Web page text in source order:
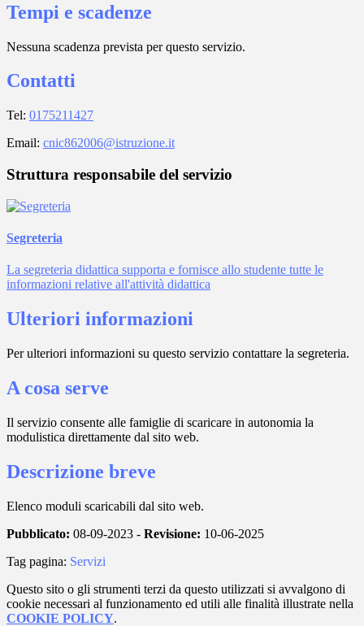
Tempi e scadenze
Nessuna scadenza prevista per questo servizio.
Contatti
Tel: 0175211427
Email: cnic862006@istruzione.it
Struttura responsabile del servizio
Segreteria
La segreteria didattica supporta e fornisce allo studente tutte le
informazioni relative all'attività didattica
Ulteriori informazioni
Per ulteriori informazioni su questo servizio contattare la segreteria.
A cosa serve
Il servizio consente alle famiglie di scaricare in autonomia la
modulistica direttamente dal sito web.
Descrizione breve
Elenco moduli scaricabili dal sito web.
Pubblicato: 08-09-2023 - Revisione: 10-06-2025
Tag pagina: Servizi
Questo sito o gli strumenti terzi da questo utilizzati si avvalgono di
cookie necessari al funzionamento ed utili alle finalità illustrate nella
COOKIE POLICY.